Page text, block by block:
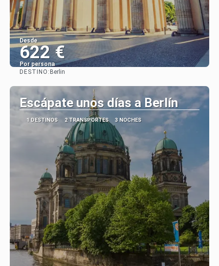
Desde
622 €
Por persona
DESTINO: Berlin
Escápate unos días a Berlín
1 DESTINOS 2 TRANSPORTES 3 NOCHES